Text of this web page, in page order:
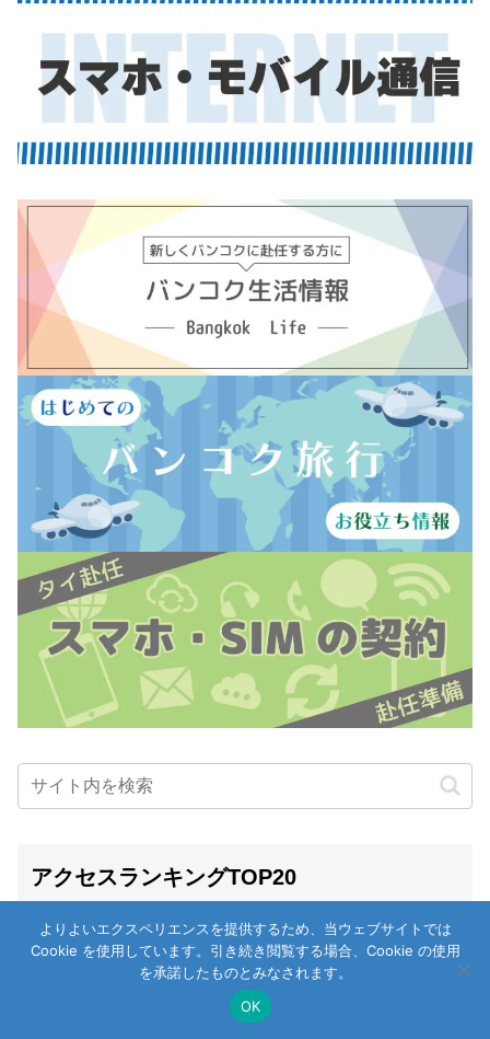
アクセスランキングTOP20
タイの宝くじ（ロッタリー）を買って
みた。当選の確認方法もご紹介。
よりよいエクスペリエンスを提供するため、当ウェブサイトでは
Cookie を使用しています。引き続き閲覧する場合、Cookie の使用
を承諾したものとみなされます。
OK